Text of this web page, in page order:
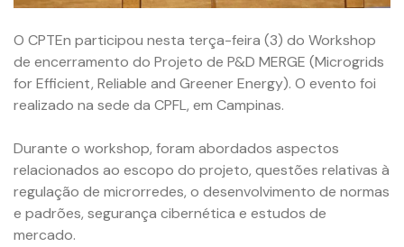
O CPTEn participou nesta terça-feira (3) do Workshop
de encerramento do Projeto de P&D MERGE (Microgrids
for Efficient, Reliable and Greener Energy). O evento foi
realizado na sede da CPFL, em Campinas.
Durante o workshop, foram abordados aspectos
relacionados ao escopo do projeto, questões relativas à
regulação de microrredes, o desenvolvimento de normas
e padrões, segurança cibernética e estudos de
mercado.